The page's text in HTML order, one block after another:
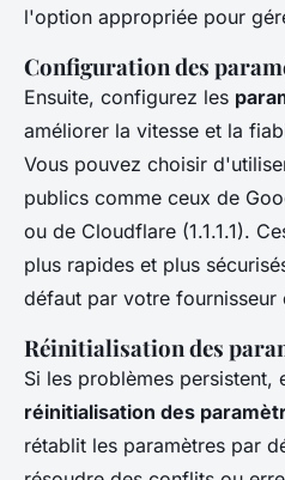
l'option appropriée pour
Configuration des
Ensuite, configurez les
améliorer la vitesse et la
Vous pouvez choisir
publics comme ceux de
ou de Cloudflare (1.1.1.1).
plus rapides et plus
défaut par votre fournisseur
Réinitialisation des
Si les problèmes persistent,
réinitialisation des
rétablit les paramètres par